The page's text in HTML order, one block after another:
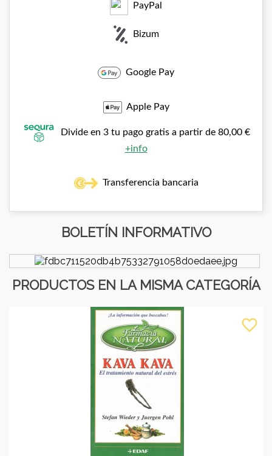
PayPal
Bizum
Google Pay
Apple Pay
Divide en 3 tu pago gratis a partir de 80,00 €
+info
Transferencia bancaria
BOLETÍN INFORMATIVO
PRODUCTOS EN LA MISMA CATEGORÍA
favorite_border